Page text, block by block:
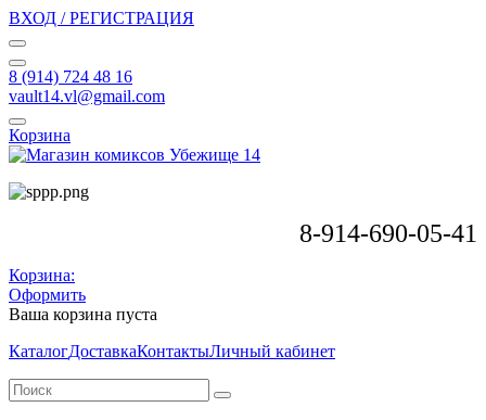
ВХОД / РЕГИСТРАЦИЯ
8 (914) 724 48 16
vault14.vl@gmail.com
Корзина
8-914-690-05-41
Корзина:
Оформить
Ваша корзина пуста
КаталогДоставкаКонтактыЛичный кабинет